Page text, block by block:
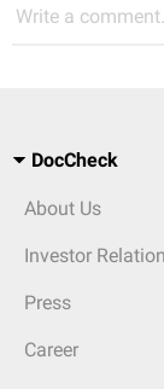
Write a
DocCheck
About Us
Investor
Press
Career